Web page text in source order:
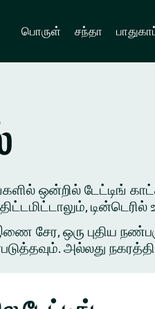
பொருள் சந்தா
ஒன்றில் டேட்டிங்
ஒரு புதிய
அல்லது